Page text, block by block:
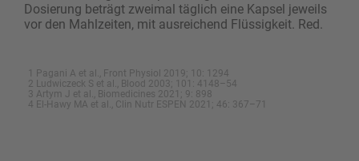
Dosierung beträgt zweimal täglich eine Kapsel jeweils
vor den Mahlzeiten, mit ausreichend Flüssigkeit. Red.
1 Pagani A et al., Front Physiol 2019; 10: 1294
2 Ludwiczeck S et al., Blood 2003; 101: 4148–54
3 Artym J et al., Biomedicines 2021; 9: 898
4 El-Hawy MA et al., Clin Nutr ESPEN 2021; 46: 367–71